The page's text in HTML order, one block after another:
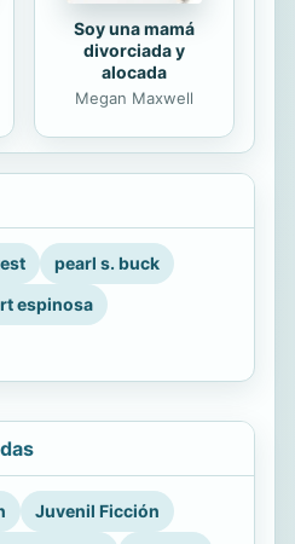
Soy una mamá
divorciada y
alocada
Megan Maxwell
pearl s. buck
espinosa
Juvenil Ficción